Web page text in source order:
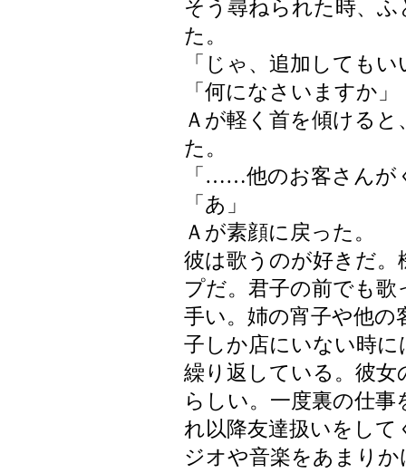
そう尋ねられた時、
た。
「じゃ、追加しても
「何になさいますか」
Ａが軽く首を傾ける
た。
「……他のお客さんが
「あ」
Ａが素顔に戻った。
彼は歌うのが好きだ
プだ。君子の前でも
手い。姉の宵子や他
子しか店にいない時
繰り返している。彼
らしい。一度裏の仕
れ以降友達扱いをし
ジオや音楽をあまり